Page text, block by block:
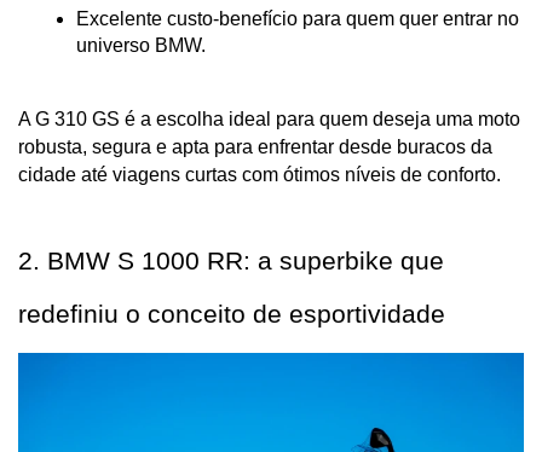
Excelente custo-benefício para quem quer entrar no
universo BMW.
A G 310 GS é a escolha ideal para quem deseja uma moto
robusta, segura e apta para enfrentar desde buracos da
cidade até viagens curtas com ótimos níveis de conforto.
2. BMW S 1000 RR: a superbike que
redefiniu o conceito de esportividade